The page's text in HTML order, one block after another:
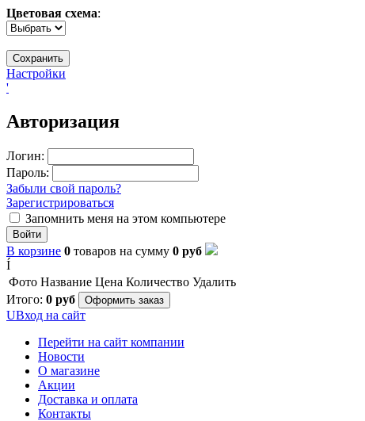
Цветовая схема:
Настройки
'
Авторизация
Логин:
Пароль:
Забыли свой пароль?
Зарегистрироваться
Запомнить меня на этом компьютере
Войти
В корзине 0 товаров на сумму 0 руб
Í
Фото Название Цена Количество Удалить
Итого: 0 руб Оформить заказ
UВход на сайт
Перейти на сайт компании
Новости
О магазине
Акции
Доставка и оплата
Контакты